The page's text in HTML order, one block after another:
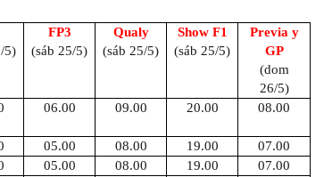
5)
FP3
(sáb 25/5)
Qualy
(sáb 25/5)
Show F1
(sáb 25/5)
Previa y
GP
(dom
26/5)
06.00 09.00 20.00 08.00
05.00 08.00 19.00
07.00
05.00 08.00 19.00
07.00